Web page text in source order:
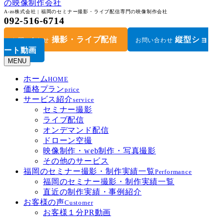
A-zo株式会社 | 福岡のセミナー撮影・ライブ配信専門の映像制作会社
092-516-6714
お問い合わせ 撮影・ライブ配信 お問い合わせ 縦型ショ
ート動画
MENU
ホームHOME
価格プランprice
サービス紹介service
セミナー撮影
ライブ配信
オンデマンド配信
ドローン空撮
映像制作・web制作・写真撮影
その他のサービス
福岡のセミナー撮影・制作実績一覧Performance
福岡のセミナー撮影・制作実績一覧
直近の制作実績・事例紹介
お客様の声Customer
お客様１分PR動画